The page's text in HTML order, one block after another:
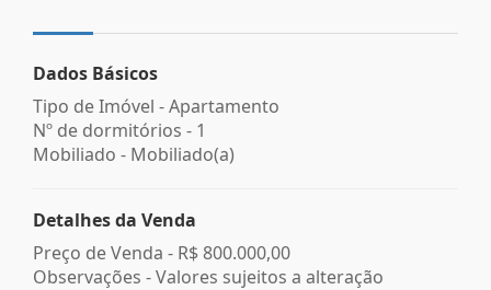
Dados Básicos
Tipo de Imóvel - Apartamento
Nº de dormitórios - 1
Mobiliado - Mobiliado(a)
Detalhes da Venda
Preço de Venda - R$ 800.000,00
Observações - Valores sujeitos a alteração